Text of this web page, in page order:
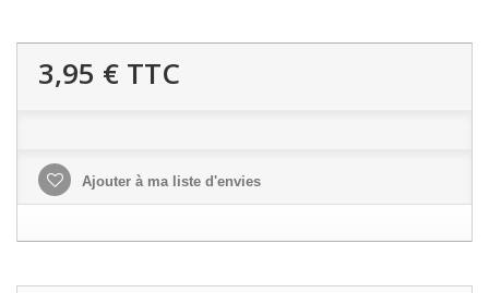
3,95 € TTC
Ajouter à ma liste d'envies